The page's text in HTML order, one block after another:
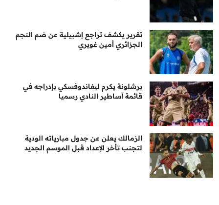
تقرير يكشف تراجع إشبيلية عن ضم النجم
الجزائري أمين غويري
برشلونة يكرم ليفاندوفسكي بإدراجه في
قائمة أساطير النادي رسميا
الزمالك يعلن عن جدول مبارياته الودية
لتجنب تأخر الإعداد قبل الموسم الجديد